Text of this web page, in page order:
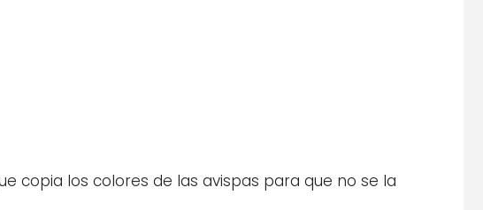
copia los colores de las avispas para que no se la